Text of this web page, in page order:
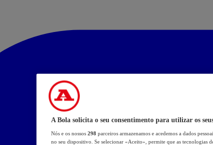
A Bola solicita o seu consentimento para utilizar os
Nós e os nossos 298 parceiros armazenamos e acedemos a dados
no seu dispositivo. Se selecionar «Aceito», permite que as tecnologias